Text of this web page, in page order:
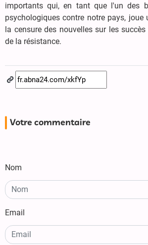
importants qui, en tant que l'un des
psychologiques contre notre pays, joue
la censure des nouvelles sur les
de la résistance.
Votre commentaire
Nom
Email